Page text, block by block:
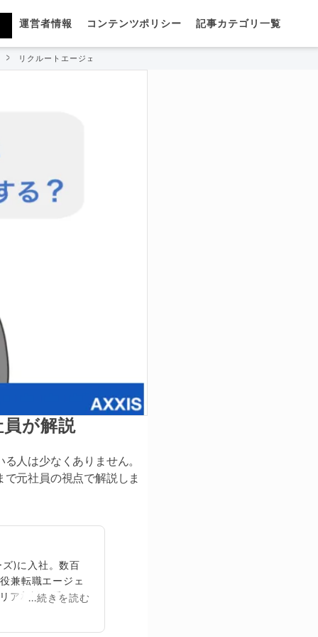
運営者情報 コンテンツポリシー 記事カテゴリ一覧
リクルートエージェントに間違えて応募！辞退方法を元社員が解説
が解説
人は少なくありません。
元社員の視点で解説しま
)に入社。数百
兼転職エージェ
ア相談に乗る。
...続きを読む